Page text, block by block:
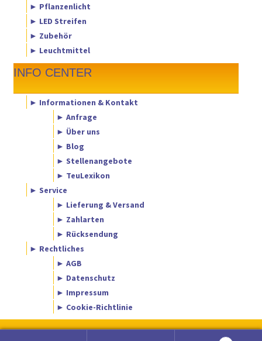
► Pflanzenlicht
► LED Streifen
► Zubehör
► Leuchtmittel
INFO CENTER
► Informationen & Kontakt
► Anfrage
► Über uns
► Blog
► Stellenangebote
► TeuLexikon
► Service
► Lieferung & Versand
► Zahlarten
► Rücksendung
► Rechtliches
► AGB
► Datenschutz
► Impressum
► Cookie-Richtlinie